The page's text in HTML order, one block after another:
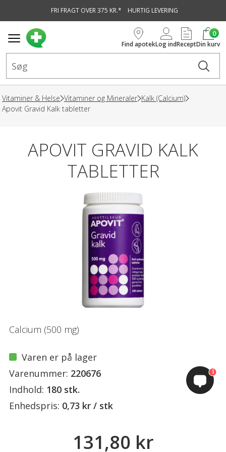
FRI FRAGT OVER 375 KR.* HURTIG LEVERING
Find apotekLog indRecept
0
Din kurv
Vitaminer & Helse Vitaminer og Mineraler Kalk (Calcium)
Apovit Gravid Kalk tabletter
APOVIT GRAVID KALK
TABLETTER
Calcium (500 mg)
Varen er på lager
Varenummer: 220676
Indhold: 180 stk.
Enhedspris: 0,73 kr / stk
131,80 kr
1